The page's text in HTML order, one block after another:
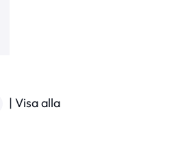
| Visa alla